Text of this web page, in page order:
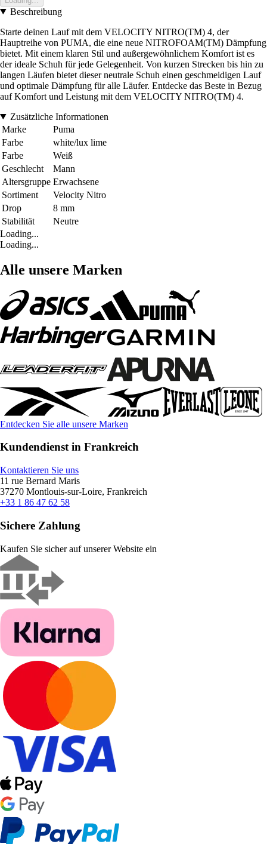
Beschreibung
Starte deinen Lauf mit dem VELOCITY NITRO(TM) 4, der
Hauptreihe von PUMA, die eine neue NITROFOAM(TM) Dämpfung
bietet. Mit einem klaren Stil und außergewöhnlichem Komfort ist es
der ideale Schuh für jede Gelegenheit. Von kurzen Strecken bis hin zu
langen Läufen bietet dieser neutrale Schuh einen geschmeidigen Lauf
und optimale Dämpfung für alle Läufer. Entdecke das Beste in Bezug
auf Komfort und Leistung mit dem VELOCITY NITRO(TM) 4.
Zusätzliche Informationen
Marke
Puma
Farbe
white/lux lime
Farbe
Weiß
Geschlecht
Mann
Altersgruppe Erwachsene
Sortiment
Velocity Nitro
Drop
8 mm
Stabilität
Neutre
Loading...
Loading...
Alle unsere Marken
Entdecken Sie alle unsere Marken
Kundendienst in Frankreich
Kontaktieren Sie uns
11 rue Bernard Maris
37270 Montlouis-sur-Loire, Frankreich
+33 1 86 47 62 58
Sichere Zahlung
Kaufen Sie sicher auf unserer Website ein